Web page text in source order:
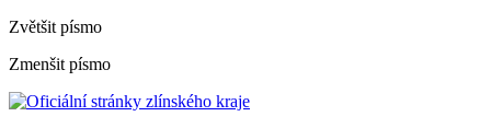
Zvětšit písmo
Zmenšit písmo